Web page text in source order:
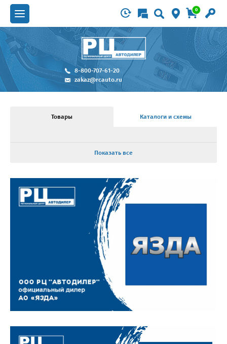
0
8-800-707-61-20
zakaz@rcauto.ru
Товары Каталоги и схемы
Показать все